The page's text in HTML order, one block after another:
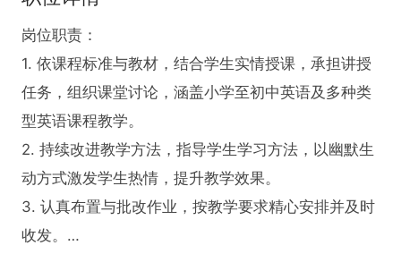
岗位职责：
1. 依课程标准与教材，结合学生实情授课，承担讲授
任务，组织课堂讨论，涵盖小学至初中英语及多种类
型英语课程教学。
2. 持续改进教学方法，指导学生学习方法，以幽默生
动方式激发学生热情，提升教学效果。
3. 认真布置与批改作业，按教学要求精心安排并及时
收发。